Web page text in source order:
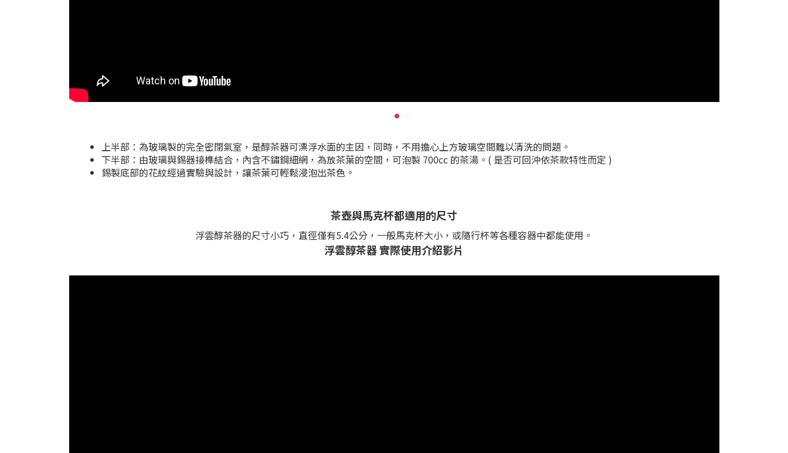
上半部：為玻璃製的完全密閉氣室，是醇茶器可漂浮水面的主因，同時，不用擔心上方玻璃空間難以清洗的問題。
下半部：由玻璃與錫器接榫結合，內含不鏽鋼細網，為放茶葉的空間，可泡製 700cc 的茶湯。( 是否可回沖依茶款特性而定 )
錫製底部的花紋經過實驗與設計，讓茶葉可輕鬆浸泡出茶色。
茶壺與馬克杯都適用的尺寸
浮雲醇茶器的尺寸小巧，直徑僅有5.4公分，一般馬克杯大小，或隨行杯等各種容器中都能使用。
浮雲醇茶器 實際使用介紹影片